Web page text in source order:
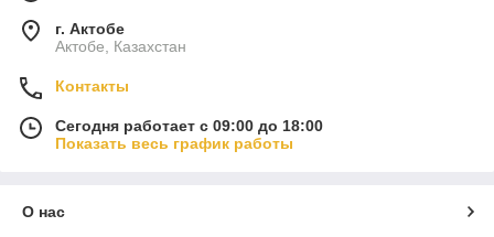
г. Актобе
Актобе, Казахстан
Контакты
Сегодня работает с 09:00 до 18:00
Показать весь график работы
О нас